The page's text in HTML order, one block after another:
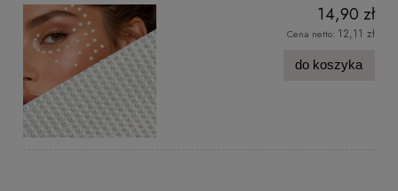
14,90 zł
Cena netto: 12,11 zł
do koszyka